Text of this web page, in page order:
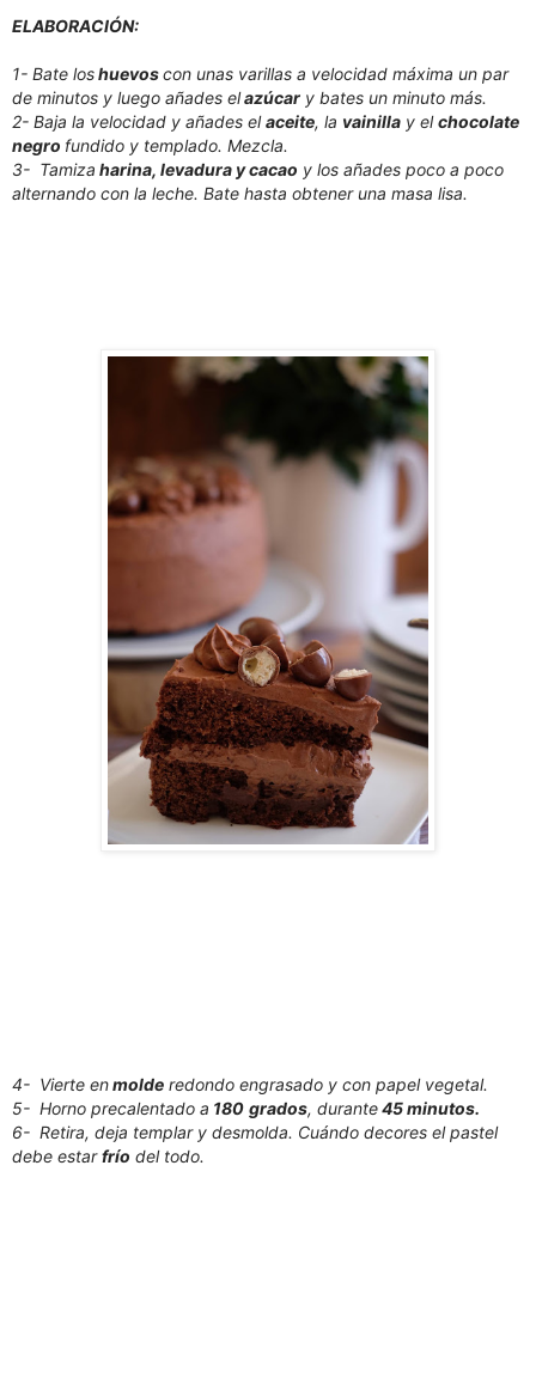
ELABORACIÓN:
1- Bate loshuevoscon unas varillas a velocidad máxima un par
de minutos y luego añades elazúcar y bates un minuto más.
2- Baja la velocidad y añades elaceite, la vainilla y elchocolate
negro fundido y templado. Mezcla.
3- Tamiza harina, levadura y cacao y los añades poco a poco
alternando con la leche. Bate hasta obtener una masa lisa.
4- Vierte enmolde redondo engrasado y con papel vegetal.
5- Horno precalentado a 180 grados, durante45 minutos.
6- Retira, deja templar y desmolda. Cuándo decores el pastel
debe estarfrío del todo.